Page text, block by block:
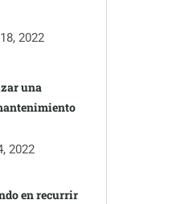
2022
una
2022
en recurrir